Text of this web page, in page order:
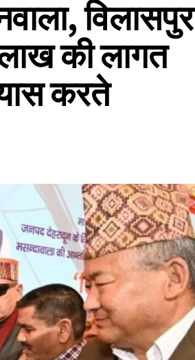
विलासपुर
की लागत
करते